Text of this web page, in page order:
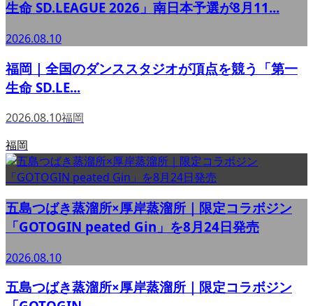
生命 SD.LEAGUE 2026」南日本予選が8月11...
2026.08.10
福岡｜全国のダンススタジオが頂点を競う「第一
生命 SD.LE...
2026.08.10福岡
福岡
五島つばき蒸溜所×厚岸蒸溜所｜限定コラボジン
「GOTOGIN peated Gin」を8月24日発売
2026.08.10
五島つばき蒸溜所×厚岸蒸溜所｜限定コラボジン